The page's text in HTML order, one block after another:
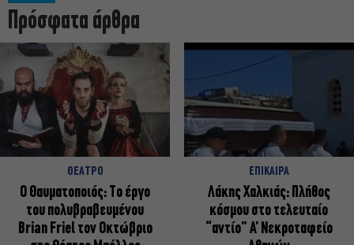
Πρόσφατα άρθρα
ΘΕΑΤΡΟ
Ο Θαυματοποιός: Το έργο
του πολυβραβευμένου
Brian Friel τον Οκτώβριο
ΕΠΙΚΑΙΡΑ
Λάκης Χαλκιάς: Πλήθος
κόσμου στο τελευταίο
“αντίο” Α’ Νεκροταφείο